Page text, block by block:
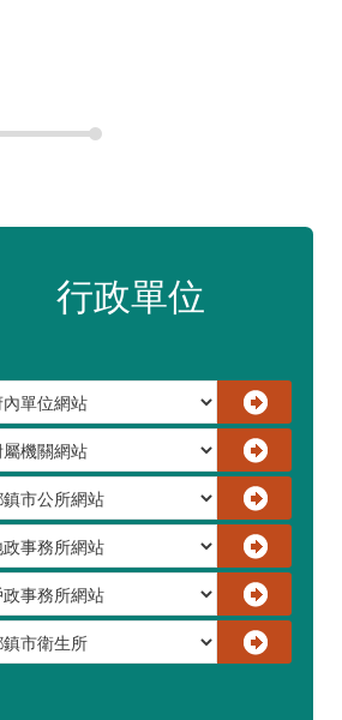
邀請賽在苗栗舉辦
導